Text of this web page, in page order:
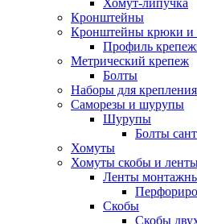
Хомут-липучка
Кронштейны
Кронштейны крюки и
Профиль
Метрический крепеж
Болты
Наборы для крепления
Саморезы и шурупы
Шурупы
Болты
Хомуты
Хомуты скобы и
Ленты
Скобы
Скобы